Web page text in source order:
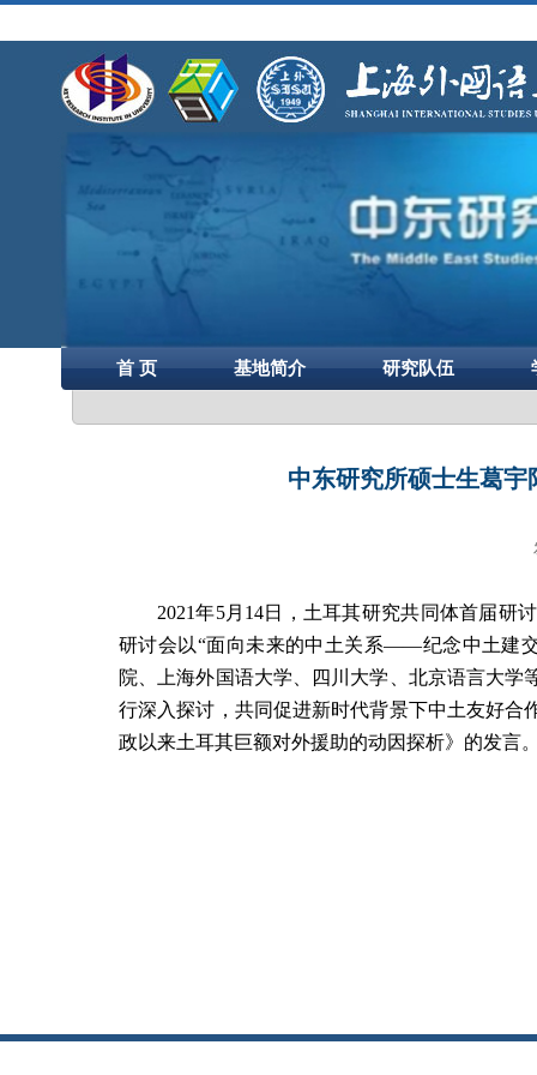
首 页 基地简介 研究队伍
中东研究所硕士生葛
2021年5月 14日，土耳其研究共同体首届研
研讨会以“面向未来的中土关系——纪念中土建
院、上海外国语大学、四川大学、北京语言大
行深入探讨，共同促进新时代背景下中土友好合
政以来土耳其巨额对外援助的动因探析》的发言